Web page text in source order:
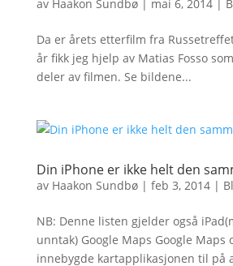
av Haakon Sundbø| mai 6, 2014|
Da er årets etterfilm fra
år fikk jeg hjelp av Matias Fosso
deler av filmen. Se bildene...
Din iPhone er ikke helt den
av Haakon Sundbø| feb 3, 2014|
NB: Denne listen gjelder også
unntak) Google Maps Google Maps
innebygde kartapplikasjonen til på